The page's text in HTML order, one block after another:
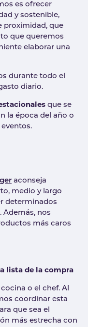
es ofrecer
y sostenible,
proximidad, que
que queremos
elaborar una
durante todo el
diario.
que se
la época del año o
aconseja
medio y largo
determinados
Además, nos
más caros
lista de la compra
o el chef. Al
coordinar esta
que sea el
más estrecha con